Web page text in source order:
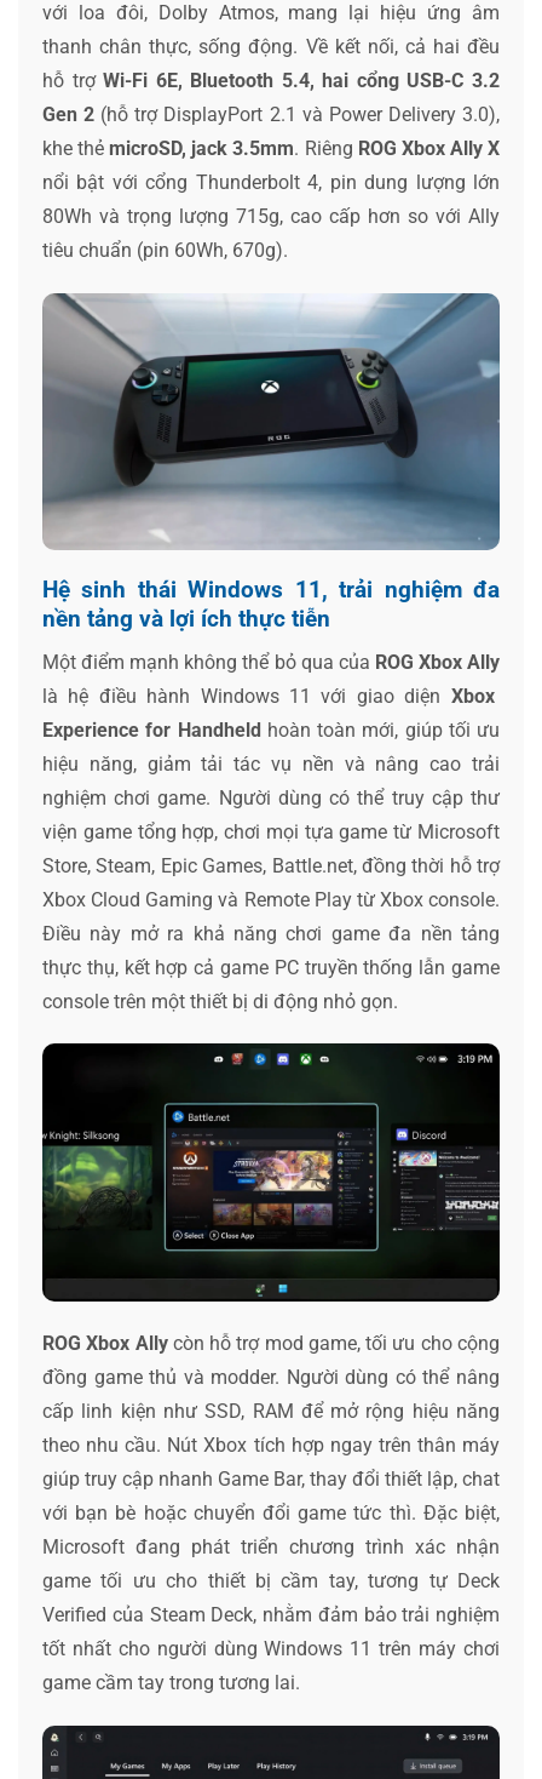
với loa đôi, Dolby Atmos, mang lại hiệu ứng âm
thanh chân thực, sống động. Về kết nối, cả hai đều
hỗ trợWi-Fi 6E, Bluetooth 5.4, hai cổng USB-C 3.2
Gen 2 (hỗ trợ DisplayPort 2.1 và Power Delivery 3.0),
khe thẻ microSD, jack 3.5mm. Riêng ROG Xbox AllyX
nổi bật với cổng Thunderbolt 4, pin dung lượng lớn
80Wh và trọng lượng 715g, cao cấp hơn so với Ally
tiêu chuẩn (pin 60Wh, 670g).
Hệ sinh thái Windows 11, trải nghiệm đa
nền tảng và lợi ích thực tiễn
Một điểm mạnh không thể bỏ qua của ROG Xbox Ally
là hệ điều hành Windows 11 với giao diện Xbox
Experience for Handheld hoàn toàn mới, giúp tối ưu
hiệu năng, giảm tải tác vụ nền và nâng cao trải
nghiệm chơi game. Người dùng có thể truy cập thư
viện game tổng hợp, chơi mọi tựa game từ Microsoft
Store, Steam, Epic Games, Battle.net, đồng thời hỗ trợ
Xbox Cloud Gaming và Remote Play từ Xbox console.
Điều này mở ra khả năng chơi game đa nền tảng
thực thụ, kết hợp cả game PC truyền thống lẫn game
console trên một thiết bị di động nhỏ gọn.
ROG Xbox Allycòn hỗ trợ mod game, tối ưu cho cộng
đồng game thủ và modder. Người dùng có thể nâng
cấp linh kiện như SSD, RAM để mở rộng hiệu năng
theo nhu cầu. Nút Xbox tích hợp ngay trên thân máy
giúp truy cập nhanh Game Bar, thay đổi thiết lập, chat
với bạn bè hoặc chuyển đổi game tức thì. Đặc biệt,
Microsoft đang phát triển chương trình xác nhận
game tối ưu cho thiết bị cầm tay, tương tự Deck
Verified của Steam Deck, nhằm đảm bảo trải nghiệm
tốt nhất cho người dùng Windows 11 trên máy chơi
game cầm tay trong tương lai.